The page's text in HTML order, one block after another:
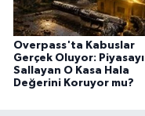
Overpass'ta Kabuslar
Gerçek Oluyor: Piyasayı
Sallayan O Kasa Hala
Değerini Koruyor mu?